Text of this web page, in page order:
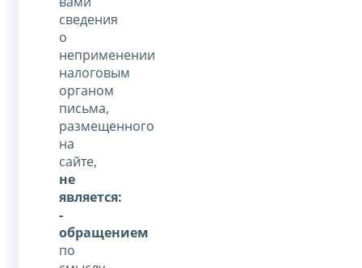
сведения
о
неприменении
налоговым
органом
письма,
размещенного
на
сайте,
не
является:
-
обращением
по